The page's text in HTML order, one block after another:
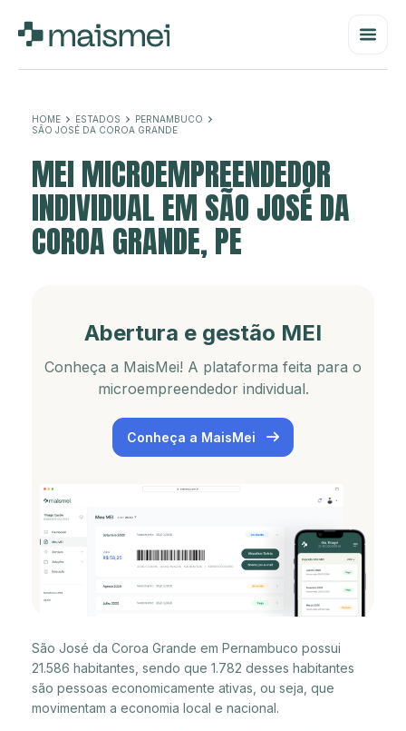
HOME ESTADOS
PERNAMBUCO
SÃO JOSÉ DA COROA GRANDE
MEI MICROEMPREENDEDOR
INDIVIDUAL EM SÃO JOSÉ DA
COROA GRANDE, PE
Abertura e gestão MEI
Conheça a MaisMei! A plataforma feita para o
microempreendedor individual.
Conheça a MaisMei
São José da Coroa Grande em Pernambuco possui
21.586 habitantes, sendo que 1.782 desses habitantes
são pessoas economicamente ativas, ou seja, que
movimentam a economia local e nacional.